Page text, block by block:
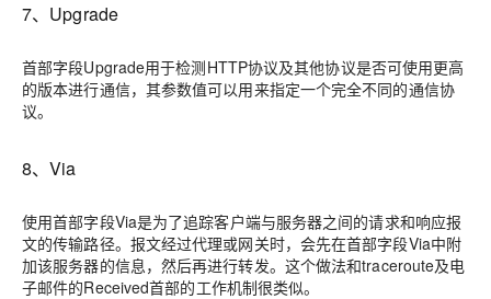
7、Upgrade
首部字段Upgrade用于检测HTTP协议及其他协议是否可使用更高
的版本进行通信，其参数值可以用来指定一个完全不同的通信协
议。
8、Via
使用首部字段Via是为了追踪客户端与服务器之间的请求和响应报
文的传输路径。报文经过代理或网关时，会先在首部字段Via中附
加该服务器的信息，然后再进行转发。这个做法和traceroute及电
子邮件的Received首部的工作机制很类似。